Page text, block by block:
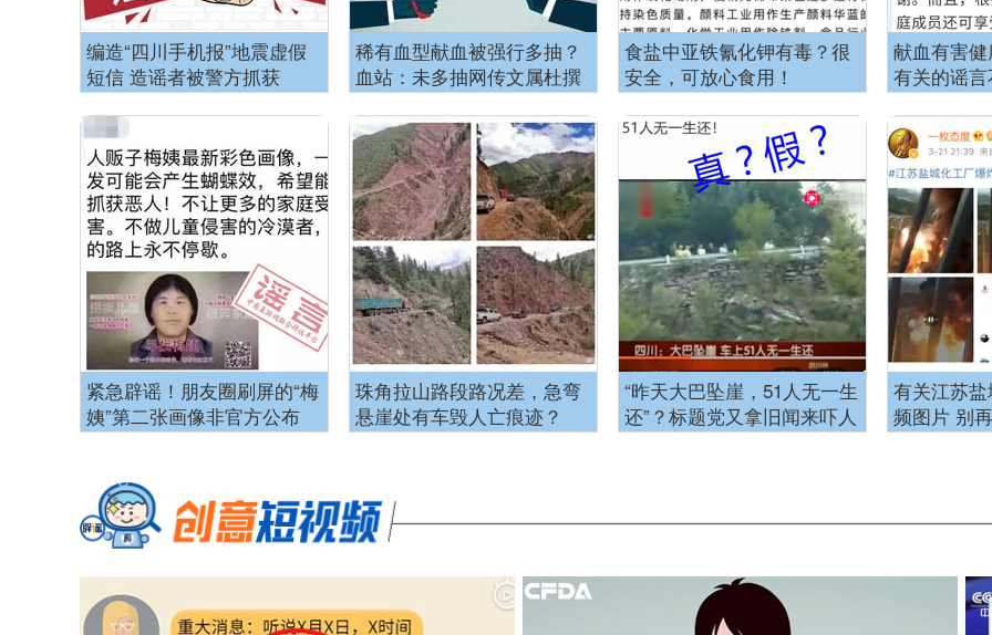
编造“四川手机报”地震虚假
短信 造谣者被警方抓获
稀有血型献血被强行多抽？
血站：未多抽网传文属杜撰
食盐中亚铁氰化钾有毒？很
安全，可放心食用！
献血有害
有关的谣
紧急辟谣！朋友圈刷屏的“梅
姨”第二张画像非官方公布
珠角拉山路段路况差，急弯
悬崖处有车毁人亡痕迹？
“昨天大巴坠崖，51人无一生
还”？标题党又拿旧闻来吓人
了
有关江苏
频图片 别